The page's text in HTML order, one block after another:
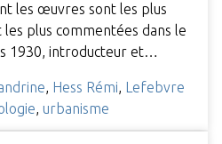
les œuvres sont les plus
plus commentées dans le
1930, introducteur et…
, Hess Rémi,
Lefebvre
, urbanisme